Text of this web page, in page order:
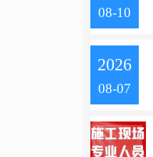
08-10
2026
08-07